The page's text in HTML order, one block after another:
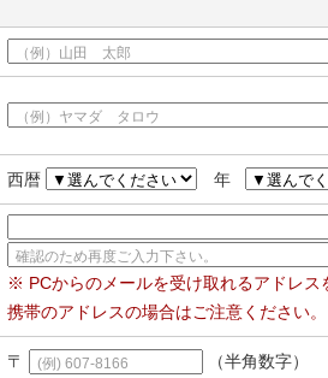
（例）山田 太郎
（例）ヤマダ タロウ
西暦 年
確認のため再度ご入力下さい。
※ PCからのメールを受け取れるアドレス
携帯のアドレスの場合はご注意ください。
〒 (例) 607-8166
（半角数字）